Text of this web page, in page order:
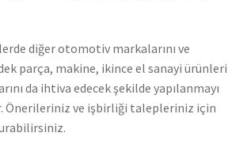
diğer otomotiv markalarını ve
parça, makine, ikince el sanayi ürünleri
da ihtiva edecek şekilde yapılanmayı
Önerileriniz ve işbirliği talepleriniz için